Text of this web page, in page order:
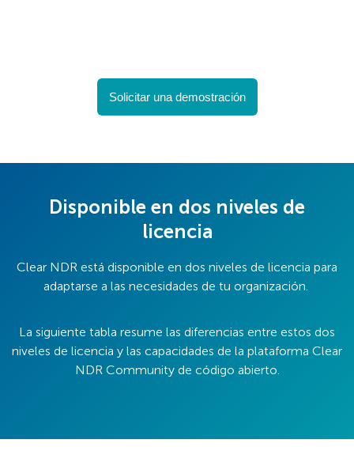
Solicitar una demostración
Disponible en dos niveles de
licencia
Clear NDR está disponible en dos niveles de licencia para
adaptarse a las necesidades de tu organización.
La siguiente tabla resume las diferencias entre estos dos
niveles de licencia y las capacidades de la plataforma Clear
NDR Community de código abierto.